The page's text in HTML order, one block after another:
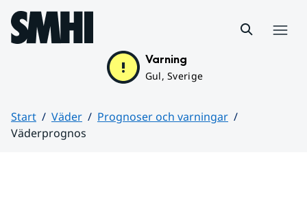
Hoppa till sidans innehåll
Varning
Gul, Sverige
Start Väder
Prognoser och varningar
Väderprognos